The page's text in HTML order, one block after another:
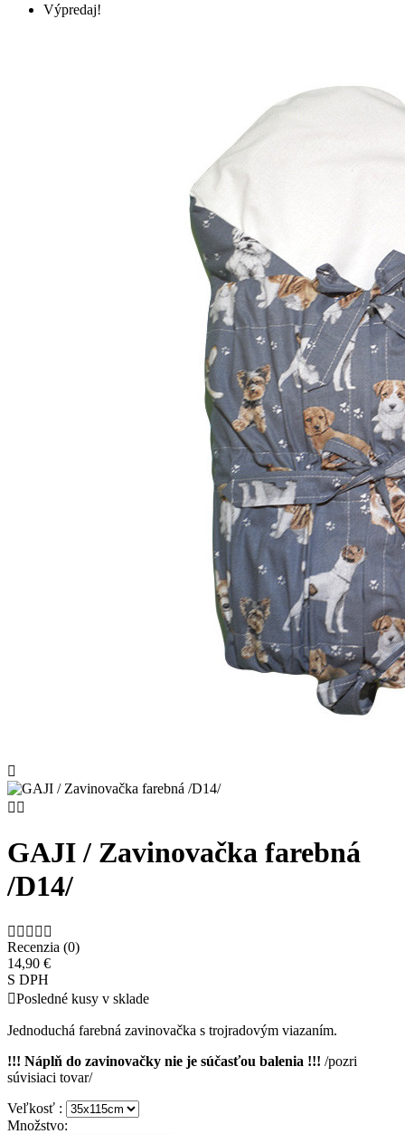
Výpredaj!

 
GAJI / Zavinovačka farebná
/D14/
    
Recenzia (0)
14,90 €
S DPH
Posledné kusy v sklade
Jednoduchá farebná zavinovačka s trojradovým viazaním.
!!! Náplň do zavinovačky nie je súčasťou balenia !!! /pozri
súvisiaci tovar/
Veľkosť :
Množstvo: